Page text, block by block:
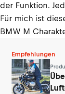
der Funktion.
Für mich ist
BMW M
Empfehlungen